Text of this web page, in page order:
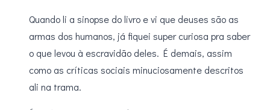
Quando li a sinopse do livro e vi que deuses são as
armas dos humanos, já fiquei super curiosa pra saber
o que levou à escravidão deles. É demais, assim
como as críticas sociais minuciosamente descritos
ali na trama.